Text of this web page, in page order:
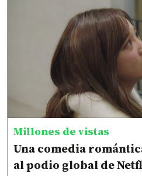
Millones de vistas
Una comedia
al podio global de